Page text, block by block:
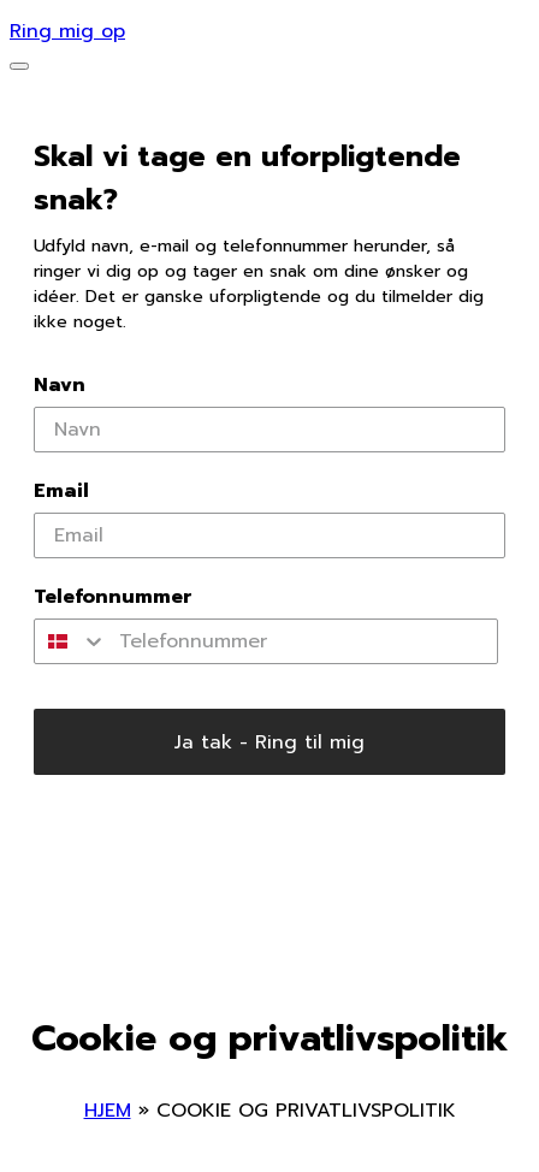
Ring mig op
Skal vi tage en uforpligtende
snak?
Udfyld navn, e-mail og telefonnummer herunder, så
ringer vi dig op og tager en snak om dine ønsker og
idéer. Det er ganske uforpligtende og du tilmelder dig
ikke noget.
Navn
Email
Telefonnummer
Ja tak - Ring til mig
HJEM» COOKIE OG PRIVATLIVSPOLITIK
Cookie og privatlivspolitik